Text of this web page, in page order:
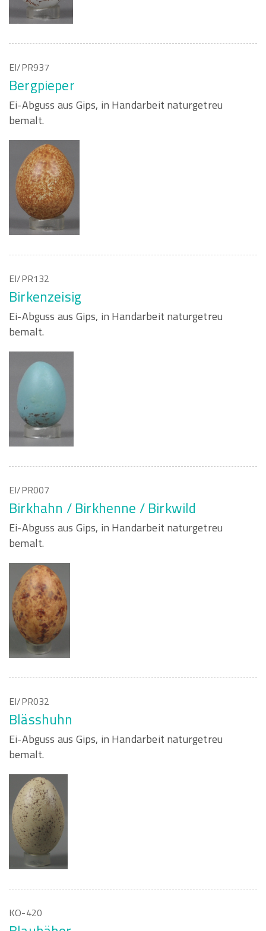
EI/PR937
Bergpieper
Ei-Abguss aus Gips, in Handarbeit naturgetreu
bemalt.
EI/PR132
Birkenzeisig
Ei-Abguss aus Gips, in Handarbeit naturgetreu
bemalt.
EI/PR007
Birkhahn / Birkhenne / Birkwild
Ei-Abguss aus Gips, in Handarbeit naturgetreu
bemalt.
EI/PR032
Blässhuhn
Ei-Abguss aus Gips, in Handarbeit naturgetreu
bemalt.
KO-420